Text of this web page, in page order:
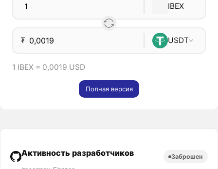
IBEX
₮ USDT
1 IBEX = 0,0019 USD
Полная версия
Активность разработчиков Заброшен